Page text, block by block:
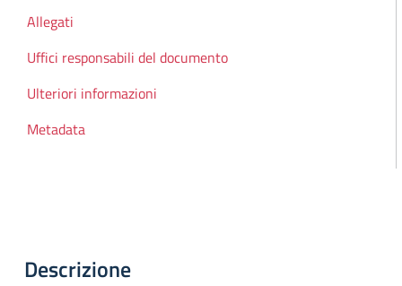
Allegati
Uffici responsabili del documento
Ulteriori informazioni
Metadata
Descrizione